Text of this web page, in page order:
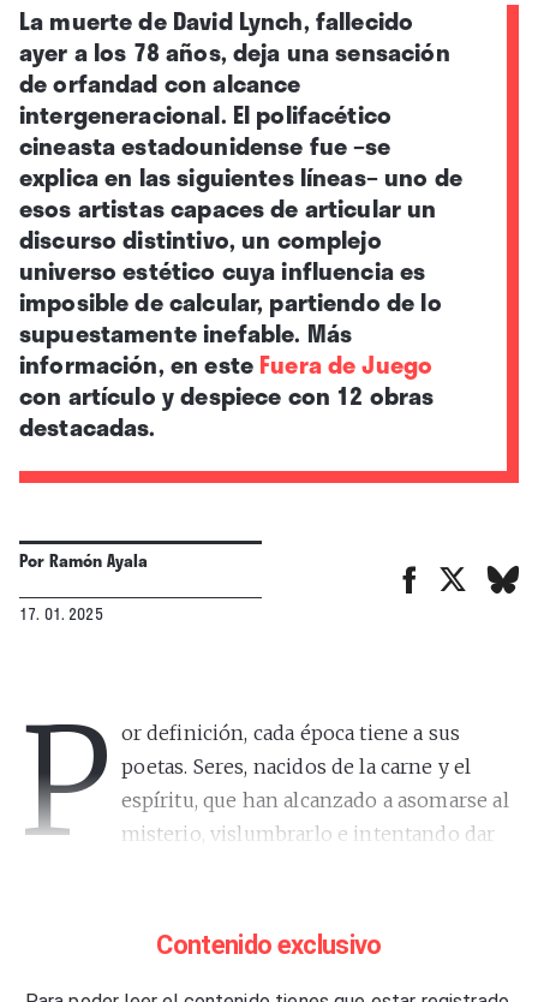
La muerte de David Lynch, fallecido
ayer a los 78 años, deja una sensación
de orfandad con alcance
intergeneracional. El polifacético
cineasta estadounidense fue –se
explica en las siguientes líneas– uno de
esos artistas capaces de articular un
discurso distintivo, un complejo
universo estético cuya influencia es
imposible de calcular, partiendo de lo
supuestamente inefable. Más
información, en este Fuera de Juego
con artículo y despiece con 12 obras
destacadas.
PorRamón Ayala
17. 01. 2025
P or definición, cada época tiene a sus
poetas. Seres, nacidos de la carne y el
espíritu, que han alcanzado a asomarse al
misterio, vislumbrarlo e intentando dar
través del verbo. El orden cristalino de una fuga de
Contenido exclusivo